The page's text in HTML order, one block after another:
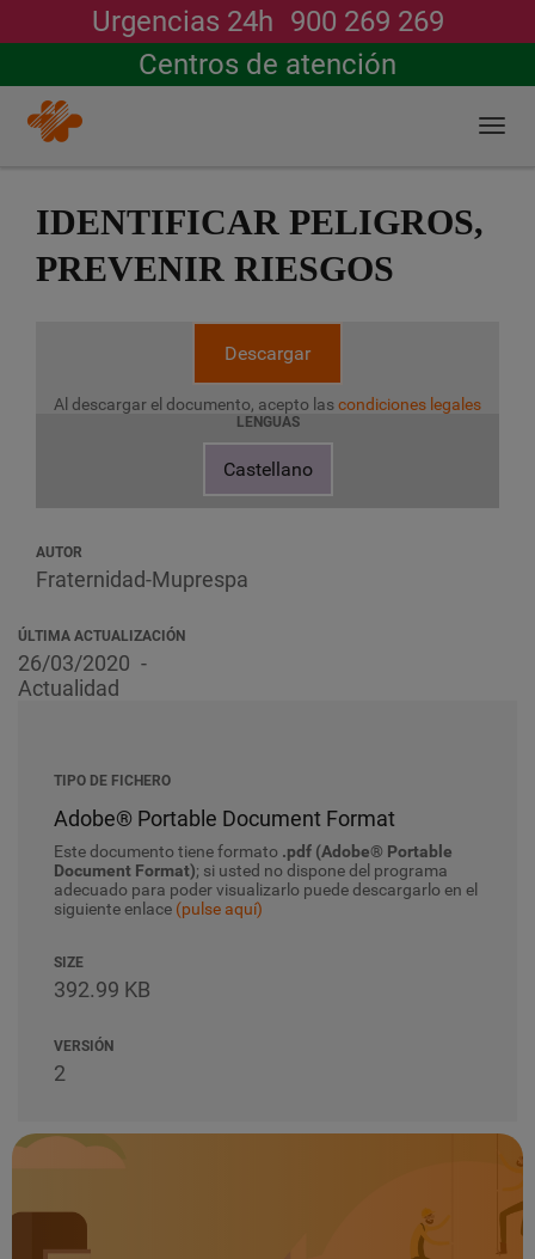
contenido
Urgencias 24h 900 269 269
Centros de atención
Buscar
IDENTIFICAR PELIGROS,
PREVENIR RIESGOS
Descargar
Al descargar el documento, acepto lascondiciones legales
LENGUAS
Castellano
AUTOR
Fraternidad-Muprespa
ÚLTIMA ACTUALIZACIÓN
26/03/2020
Actualidad
TIPO DE FICHERO
Adobe® Portable Document Format
Este documento tiene formato .pdf (Adobe® Portable
Document Format); si usted no dispone del programa
adecuado para poder visualizarlo puede descargarlo en el
siguiente enlace (pulse aquí)
SIZE
392.99 KB
VERSIÓN
2